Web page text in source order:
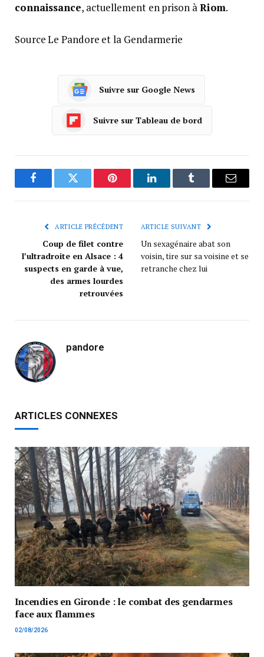
connaissance, actuellement en prison àRiom.
Source Le Pandore et la Gendarmerie
Suivre sur Google News
Suivre sur Tableau de bord
FacebookTwitter Pinterest LinkedInTumblr
ARTICLE PRÉCÉDENT
Coup de filet contre
l’ultradroite en Alsace : 4
suspects en garde à vue,
des armes lourdes
retrouvées
ARTICLE SUIVANT
Un sexagénaire abat son
voisin, tire sur sa voisine et se
retranche chez lui
pandore
ARTICLES CONNEXES
Incendies en Gironde : le combat des gendarmes
face aux flammes
02/08/2026